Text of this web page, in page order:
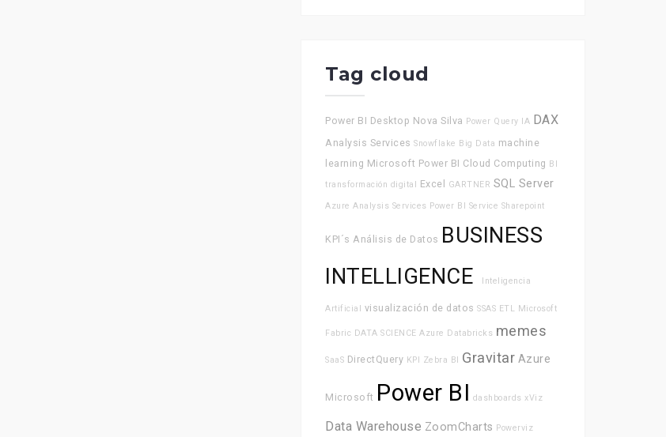
Tag cloud
Power BI Desktop Nova Silva Power Query IA DAX
Analysis Services Snowflake Big Data machine
learning Microsoft Power BI Cloud Computing BI
transformación digital Excel GARTNER SQL Server
Azure Analysis Services Power BI Service Sharepoint
KPI´s Análisis de Datos BUSINESS
INTELLIGENCE
Inteligencia
Artificial visualización de datos SSAS ETL Microsoft
Fabric DATA SCIENCE Azure Databricks memes
SaaS DirectQuery KPI Zebra BI Gravitar Azure
Microsoft Power BI dashboards xViz
Data Warehouse ZoomCharts Powerviz